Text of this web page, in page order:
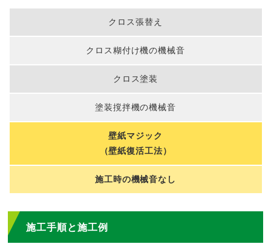
クロス張替え
クロス糊付け機の機械音
クロス塗装
塗装撹拌機の機械音
壁紙マジック
（壁紙復活工法）
施工時の機械音なし
施工手順と施工例